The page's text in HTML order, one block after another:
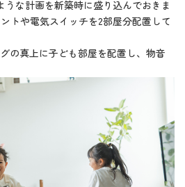
うな計画を新築時に盛り込んでおきま
トや電気スイッチを2部屋分配置して
の真上に子ども部屋を配置し、物音